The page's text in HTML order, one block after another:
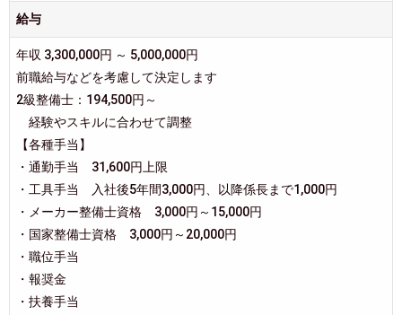
給与
年収 3,300,000円 ～ 5,000,000円
前職給与などを考慮して決定します
2級整備士：194,500円～
経験やスキルに合わせて調整
【各種手当】
・通勤手当 31,600円上限
・工具手当 入社後5年間3,000円、以降係長まで1,000円
・メーカー整備士資格 3,000円～15,000円
・国家整備士資格 3,000円～20,000円
・職位手当
・報奨金
・扶養手当